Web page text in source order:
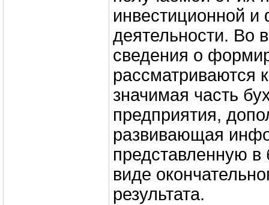
инвестиционной и
деятельности. Во
сведения о
рассматриваются
значимая часть
предприятия,
развивающая
представленную
виде
результата.